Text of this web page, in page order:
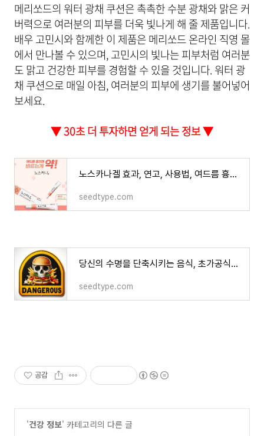
메리쏘드의 워터 광채 쿠션은 촉촉한 수분 광채와 맑은 커
버력으로 여러분의 피부를 더욱 빛나게 해 줄 제품입니다.
배우 고민시와 함께한 이 제품은 메리쏘드 온라인 직영 몰
에서 만나볼 수 있으며, 고민시의 빛나는 피부처럼 여러분
도 맑고 건강한 피부를 경험할 수 있을 것입니다. 워터 광
채 쿠션으로 매일 아침, 여러분의 피부에 생기를 불어넣어
보세요.
▼ 30초 더 투자하면 얻게 되는 정보 ▼
노스카나겔 효과, 연고, 사용법, 여드름 흉터, 색소침착, 판매약국
seedtype.com
당신의 수명을 단축시키는 음식, 초가공식품의 충격적인 진실
seedtype.com
공감
'건강 정보' 카테고리의 다른 글